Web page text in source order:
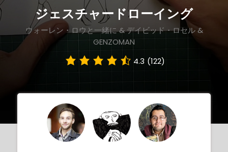
ジェスチャードローイング
ウォーレン・ロウと一緒に & デイビッド・ロセル &
GENZOMAN
4.3 (122)